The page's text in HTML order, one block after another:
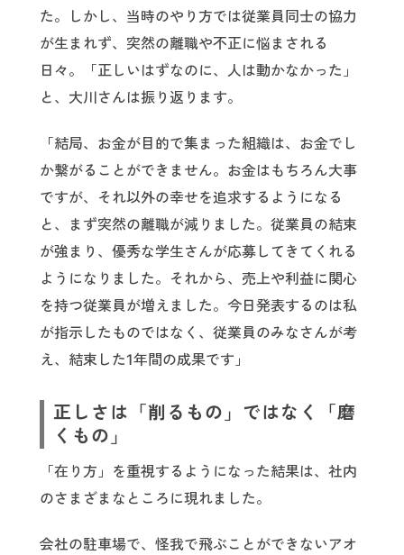
た。しかし、当時のやり方では従業員同士の協力
が生まれず、突然の離職や不正に悩まされる
日々。「正しいはずなのに、人は動かなかった」
と、大川さんは振り返ります。
「結局、お金が目的で集まった組織は、お金でし
か繋がることができません。お金はもちろん大事
ですが、それ以外の幸せを追求するようになる
と、まず突然の離職が減りました。従業員の結束
が強まり、優秀な学生さんが応募してきてくれる
ようになりました。それから、売上や利益に関心
を持つ従業員が増えました。今日発表するのは私
が指示したものではなく、従業員のみなさんが考
え、結束した1年間の成果です」
正しさは「削るもの」ではなく「磨
くもの」
「在り方」を重視するようになった結果は、社内
のさまざまなところに現れました。
会社の駐車場で、怪我で飛ぶことができないアオ